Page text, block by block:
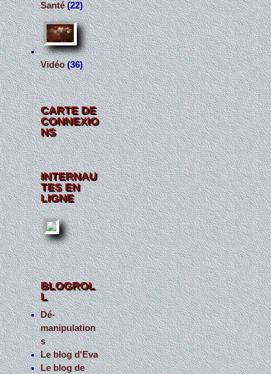
Santé(22)
Vidéo(36)
CARTE DE
CONNEXIO
NS
INTERNAU
TES EN
LIGNE
BLOGROL
L
Dé-
manipulation
s
Le blog d'Eva
Le blog de